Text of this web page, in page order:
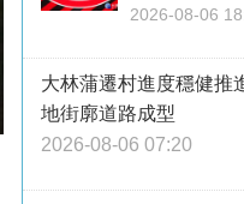
2026-08-06
大林蒲遷村進度穩健
地街廓道路成型
2026-08-06 07:20